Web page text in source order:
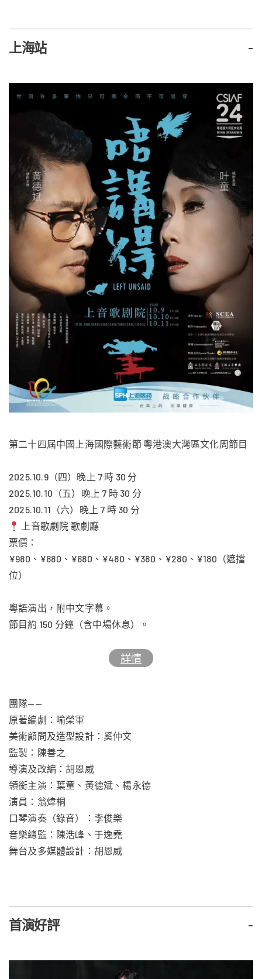
上海站 -
第二十四屆中國上海國際藝術節 粵港澳大灣區文化周節目
2025.10.9（四）晚上 7 時 30 分
2025.10.10（五）晚上 7 時 30 分
2025.10.11（六）晚上 7 時 30 分
上音歌劇院 歌劇廳
票價：
¥980、¥880、¥680、¥480、¥380、¥280、¥180（遮擋
位）
粵語演出，附中文字幕。
節目約 150 分鐘（含中場休息）。
詳情
團隊——
原著編劇：喻榮軍
美術顧問及造型設計：奚仲文
監製：陳善之
導演及改編：胡恩威
領銜主演：葉童、黃德斌、楊永德
演員：翁煒桐
口琴演奏（錄音）：李俊樂
音樂總監：陳浩峰、于逸堯
舞台及多媒體設計：胡恩威
首演好評 -